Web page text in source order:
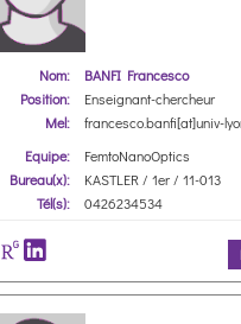
Nom:
BANFI Francesco
Position:
Enseignant-chercheur
Mel:
francesco.banfi[at]univ-
Equipe:
FemtoNanoOptics
Bureau(x):
KASTLER / 1er / 11-013
Tél(s):
0426234534